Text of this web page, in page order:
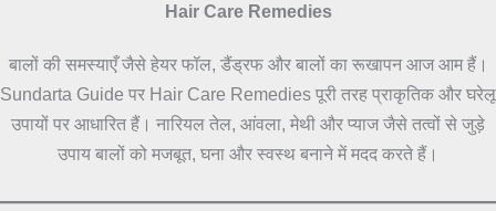
Hair Care Remedies
बालों की समस्याएँ जैसे हेयर फॉल, डैंड्रफ और बालों का रूखापन आज आम हैं।
Sundarta Guide पर Hair Care Remedies पूरी तरह प्राकृतिक और घरेलू
उपायों पर आधारित हैं। नारियल तेल, आंवला, मेथी और प्याज जैसे तत्वों से जुड़े
उपाय बालों को मजबूत, घना और स्वस्थ बनाने में मदद करते हैं।